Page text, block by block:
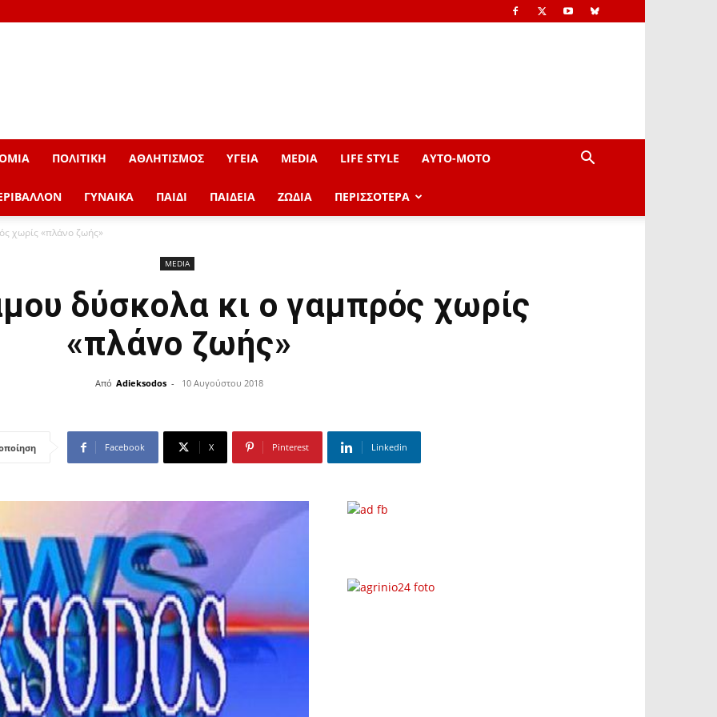
ΠΟΛΙΤΙΚΗ ΑΘΛΗΤΙΣΜΟΣ ΥΓΕΙΑ MEDIA LIFE STYLE AYTO-ΜOTO
ΓΥΝΑΙΚΑ ΠΑΙΔΙ ΠΑΙΔΕΙΑ ΖΩΔΙΑ ΠΕΡΙΣΣΟΤΕΡΑ
χωρίς «πλάνο ζωής»
MEDIA
δύσκολα κι ο γαμπρός χωρίς
«πλάνο ζωής»
Από Adieksodos - 10 Αυγούστου 2018
Facebook X Pinterest Linkedin